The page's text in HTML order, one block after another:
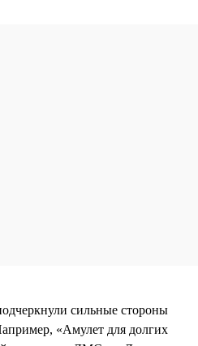
сильные стороны
«Амулет для долгих